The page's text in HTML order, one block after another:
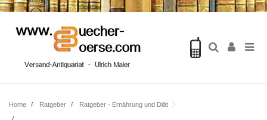
Home Ratgeber Ratgeber - Ernährung und Diät